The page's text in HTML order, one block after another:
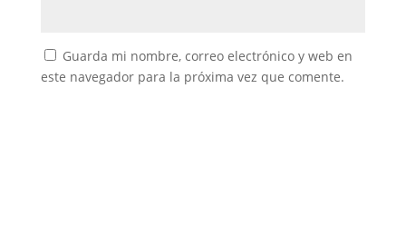
Guarda mi nombre, correo electrónico y web en
este navegador para la próxima vez que comente.